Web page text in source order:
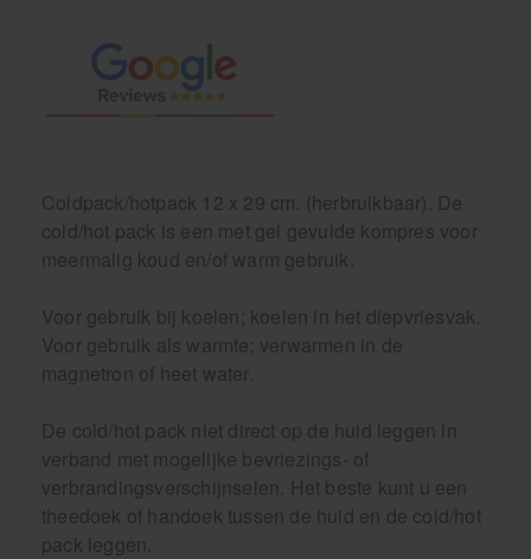
Coldpack/hotpack 12 x 29 cm. (herbruikbaar). De
cold/hot pack is een met gel gevulde kompres voor
meermalig koud en/of warm gebruik.
Voor gebruik bij koelen; koelen in het diepvriesvak.
Voor gebruik als warmte; verwarmen in de
magnetron of heet water.
De cold/hot pack niet direct op de huid leggen in
verband met mogelijke bevriezings- of
verbrandingsverschijnselen. Het beste kunt u een
theedoek of handoek tussen de huid en de cold/hot
pack leggen.